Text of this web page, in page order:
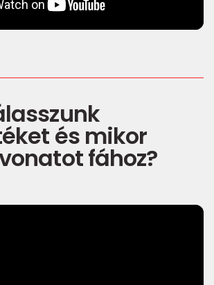
és mikor
fához?